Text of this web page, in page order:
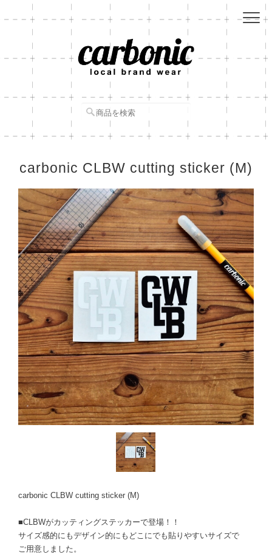
carbonic CLBW cutting sticker (M)
carbonic CLBW cutting sticker (M)
■CLBWがカッティングステッカーで登場！！
サイズ感的にもデザイン的にもどこにでも貼りやすいサイズで
ご用意しました。